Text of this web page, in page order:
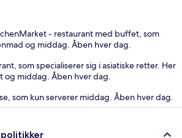
- restaurant med buffet, som
og middag. Åben hver dag.
som specialiserer sig i asiatiske retter. Her
og middag. Åben hver dag.
som kun serverer middag. Åben hver dag.